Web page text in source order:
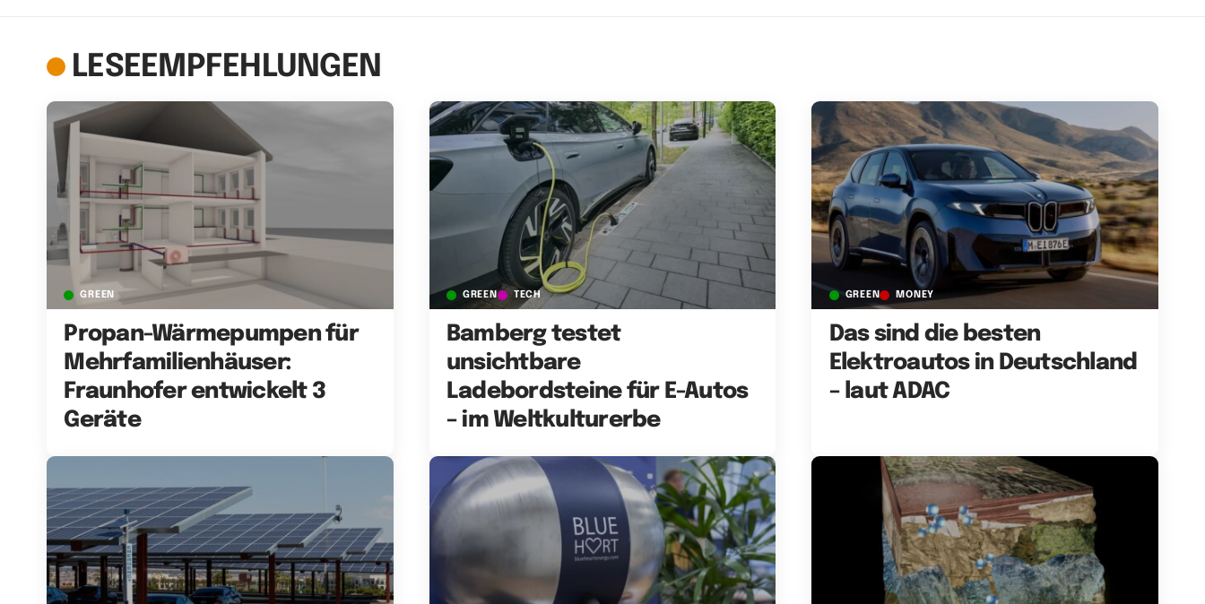
LESEEMPFEHLUNGEN
GREEN
Propan-Wärmepumpen für
Mehrfamilienhäuser:
Fraunhofer entwickelt 3
Geräte
GREEN TECH
Bamberg testet
unsichtbare
Ladebordsteine für E-Autos
– im Weltkulturerbe
GREEN MONEY
Das sind die besten
Elektroautos in Deutschland
– laut ADAC